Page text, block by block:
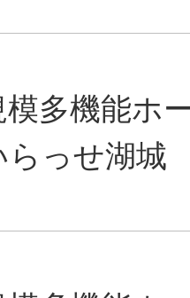
模多機能ホ
らっせ湖城